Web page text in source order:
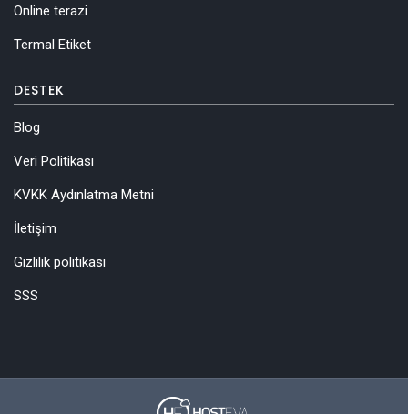
Online terazi
Termal Etiket
DESTEK
Blog
Veri Politikası
KVKK Aydınlatma Metni
İletişim
Gizlilik politikası
SSS